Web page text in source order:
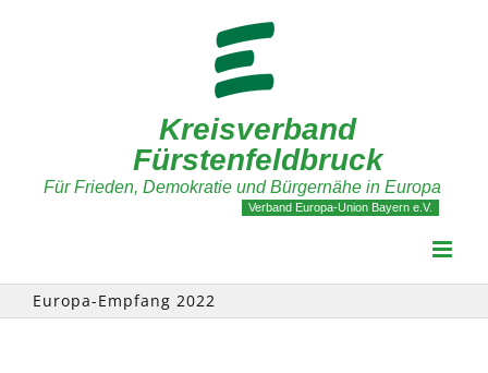
Kreisverband
Fürstenfeldbruck
Für Frieden, Demokratie und Bürgernähe in Europa
Verband Europa-Union Bayern e.V.
Europa-Empfang 2022